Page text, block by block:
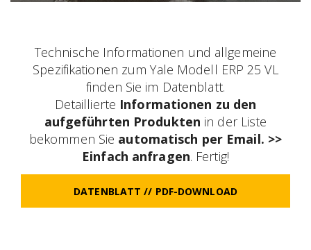
Technische Informationen und allgemeine
Spezifikationen zum Yale Modell ERP 25 VL
finden Sie im Datenblatt.
Detaillierte Informationen zu den
aufgeführten Produkten in der Liste
bekommen Sie automatisch per Email. >>
Einfach anfragen. Fertig!
DATENBLATT // PDF-DOWNLOAD